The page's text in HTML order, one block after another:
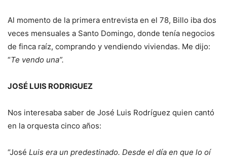
Al momento de la primera entrevista en el 78, Billo iba dos
veces mensuales a Santo Domingo, donde tenía negocios
de finca raíz, comprando y vendiendo viviendas. Me dijo:
“Te vendo una”.
JOSÉ LUIS RODRIGUEZ
Nos interesaba saber de José Luis Rodríguez quien cantó
en la orquesta cinco años:
“José Luis era un predestinado. Desde el día en que lo oí